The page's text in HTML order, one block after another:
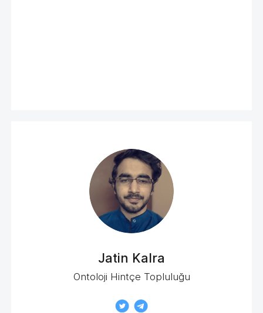
Jatin Kalra
Ontoloji Hintçe Topluluğu